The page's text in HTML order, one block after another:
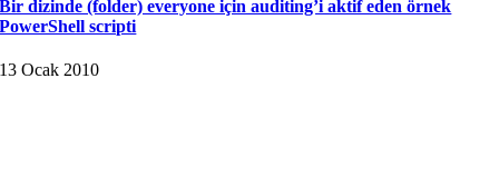
Bir dizinde (folder) everyone için auditing’i aktif eden örnek
PowerShell scripti
13 Ocak 2010